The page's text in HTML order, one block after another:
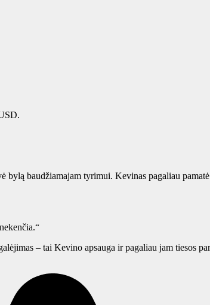
baudžiamajam tyrimui. Kevinas pagaliau
– tai Kevino apsauga ir pagaliau jam tiesos